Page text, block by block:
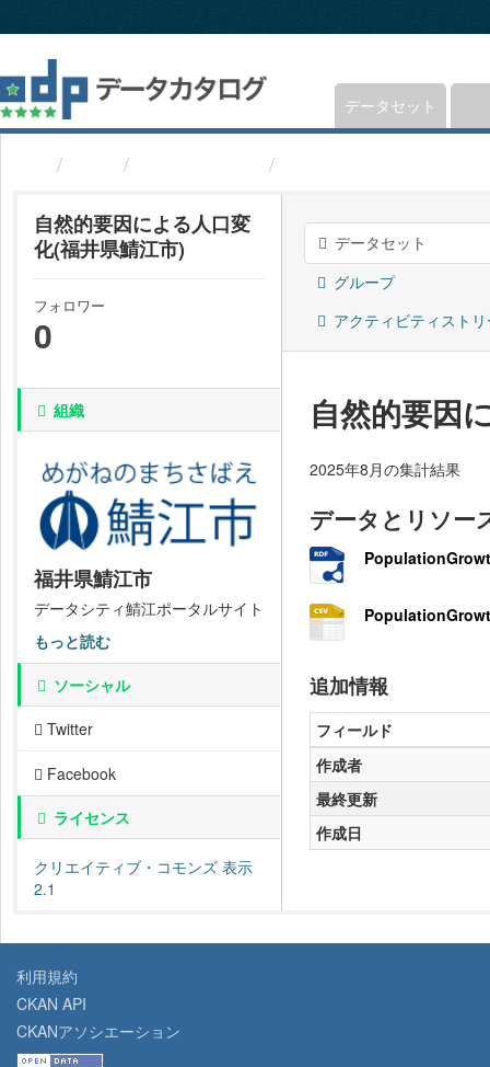
キ
プ
し
て
データセット
自然的要因による人口変
化(福井県鯖江市)
フォロワー
0
組織
福井県鯖江市
データシティ鯖江ポータルサイト
もっと読む
ソーシャル
Twitter
Facebook
ライセンス
クリエイティブ・コモンズ 表示
2.1
データセット
グループ
アクティビティスト
自然的要因
2025年8月の集計結果
データとリソー
追加情報
フィールド
作成者
最終更新
作成日
利用規約
CKAN API
CKANアソシエーション